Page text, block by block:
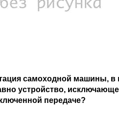
самоходной машины, в
устройство,
передаче?